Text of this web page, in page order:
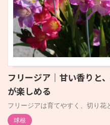
フリージア｜甘い香りと
が楽しめる
フリージアは育てやすく、切り花
球根